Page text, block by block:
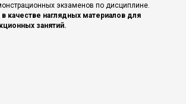
экзаменов по дисциплине.
качестве наглядных материалов для
занятий.